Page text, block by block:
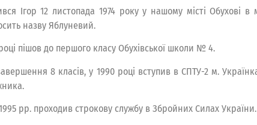
Ігор 12 листопада 1974 року у нашому місті Обухові в
назву Яблуневий.
пішов до першого класу Обухівської школи № 4.
8 класів, у 1990 році вступив в СПТУ-2 м.
рр. проходив строкову службу в Збройних Силах України.